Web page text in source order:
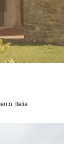
Italia